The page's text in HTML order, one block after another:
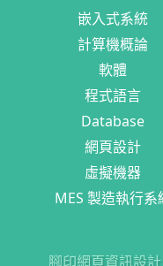
嵌入式系統
計算機概論
軟體
程式語言
Database
網頁設計
虛擬機器
MES 製造執行系
腳印網頁資訊設